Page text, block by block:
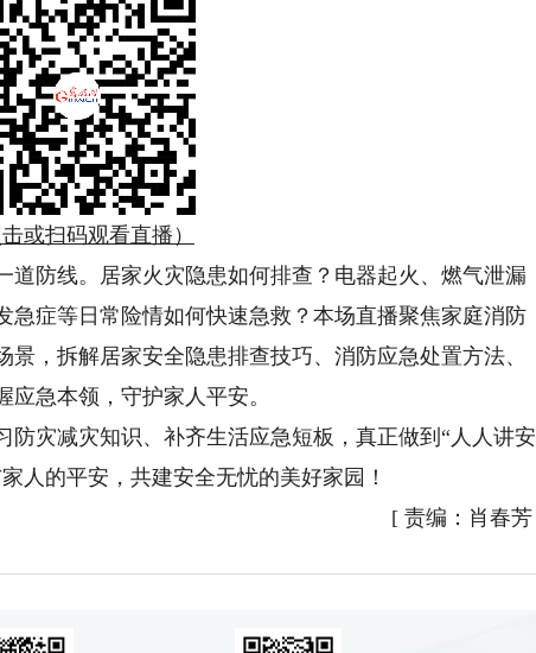
击或扫码观看直播）
防线。居家火灾隐患如何排查？电器起火、燃气泄漏
急症等日常险情如何快速急救？本场直播聚焦家庭消防
，拆解居家安全隐患排查技巧、消防应急处置方法、
急本领，守护家人平安。
灾减灾知识、补齐生活应急短板，真正做到“人人讲安
人的平安，共建安全无忧的美好家园！
[ 责编：肖春芳